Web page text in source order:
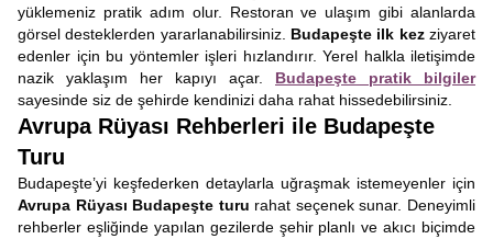
yüklemeniz pratik adım olur. Restoran ve ulaşım gibi alanlarda
görsel desteklerden yararlanabilirsiniz. Budapeşte ilk kezziyaret
edenler için bu yöntemler işleri hızlandırır. Yerel halkla iletişimde
nazik yaklaşım her kapıyı açar. Budapeşte pratik bilgiler
sayesinde siz de şehirde kendinizi daha rahat hissedebilirsiniz.
Avrupa Rüyası Rehberleri ile Budapeşte
Turu
Budapeşte’yi keşfederken detaylarla uğraşmak istemeyenler için
Avrupa Rüyası Budapeşte turu rahat seçenek sunar. Deneyimli
rehberler eşliğinde yapılan gezilerde şehir planlı ve akıcı biçimde